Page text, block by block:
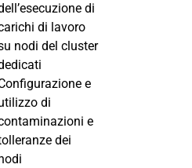
di
di lavoro
nodi del cluster
e
di
e
dei